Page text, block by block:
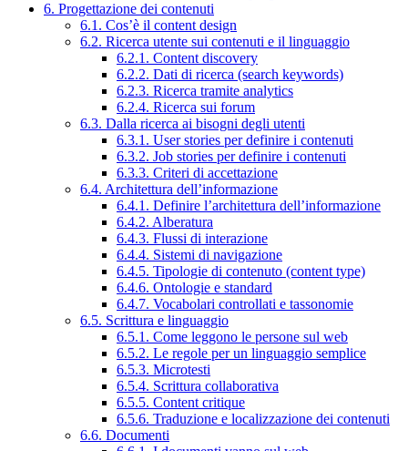
6. Progettazione dei contenuti
6.1. Cos’è il content design
6.2. Ricerca utente sui contenuti e il linguaggio
6.2.1. Content discovery
6.2.2. Dati di ricerca (search keywords)
6.2.3. Ricerca tramite analytics
6.2.4. Ricerca sui forum
6.3. Dalla ricerca ai bisogni degli utenti
6.3.1. User stories per definire i contenuti
6.3.2. Job stories per definire i contenuti
6.3.3. Criteri di accettazione
6.4. Architettura dell’informazione
6.4.1. Definire l’architettura dell’informazione
6.4.2. Alberatura
6.4.3. Flussi di interazione
6.4.4. Sistemi di navigazione
6.4.5. Tipologie di contenuto (content type)
6.4.6. Ontologie e standard
6.4.7. Vocabolari controllati e tassonomie
6.5. Scrittura e linguaggio
6.5.1. Come leggono le persone sul web
6.5.2. Le regole per un linguaggio semplice
6.5.3. Microtesti
6.5.4. Scrittura collaborativa
6.5.5. Content critique
6.5.6. Traduzione e localizzazione dei contenuti
6.6. Documenti